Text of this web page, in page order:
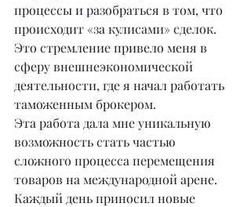
процессы и разобраться в том, что
происходит «за кулисами» сделок.
Это стремление привело меня в
сферу внешнеэкономической
деятельности, где я начал работать
таможенным брокером.
Эта работа дала мне уникальную
возможность стать частью
сложного процесса перемещения
товаров на международной арене.
Каждый день приносил новые